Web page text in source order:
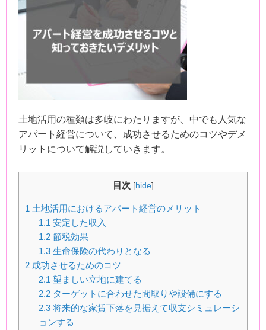
土地活用の種類は多岐にわたりますが、中でも人気な
アパート経営について、成功させるためのコツやデメ
リットについて解説していきます。
目次 [hide]
1 土地活用におけるアパート経営のメリット
1.1 安定した収入
1.2節税効果
1.3生命保険の代わりとなる
2 成功させるためのコツ
2.1 望ましい立地に建てる
2.2ターゲットに合わせた間取りや設備にする
2.3将来的な家賃下落を見据えて収支シミュレーシ
ョンする